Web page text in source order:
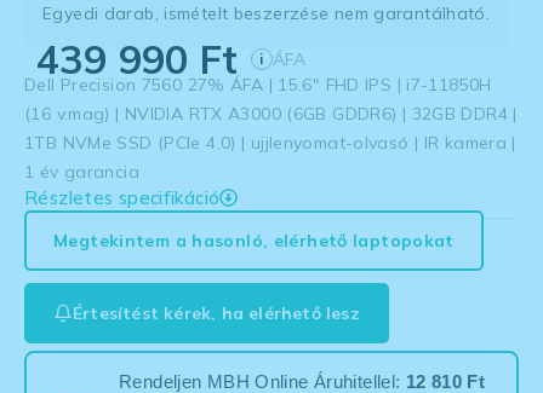
Egyedi darab, ismételt beszerzése nem garantálható.
439 990 Ft i ÁFA
Dell Precision 7560 27% ÁFA | 15.6″ FHD IPS | i7-11850H
(16 v.mag) | NVIDIA RTX A3000 (6GB GDDR6) | 32GB DDR4 |
1TB NVMe SSD (PCIe 4.0) | ujjlenyomat-olvasó | IR kamera |
1 év garancia
Részletes specifikáció
Megtekintem a hasonló, elérhető laptopokat
Értesítést kérek, ha elérhető lesz
Rendeljen MBH Online Áruhitellel: 12 810 Ft